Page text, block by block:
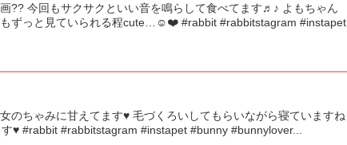
?? 今回もサクサクといい音を鳴らして食べてます♬♪ よもちゃん
もずっと見ていられる程cute…☺️❤️ #rabbit #rabbitstagram #instapet
のちゃみに甘えてます♥ 毛づくろいしてもらいながら寝ていますね
#rabbit #rabbitstagram #instapet #bunny #bunnylover...